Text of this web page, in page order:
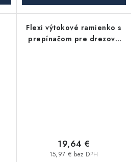
Flexi výtokové ramienko s
prepínačom pre drezové
15,97 € bez DPH
19,64 €